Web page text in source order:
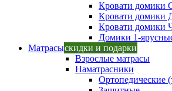
Кровати домики
Кровати домики
Кровати домики
Домики 1-
Матрасыскидки и подарки
Взрослые матрасы
Наматрасники
Ортопедические